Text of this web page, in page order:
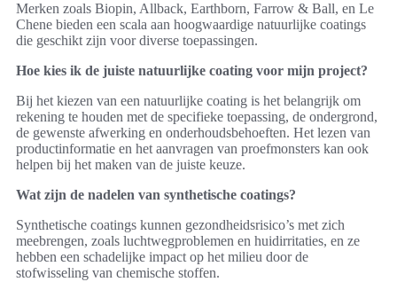
Merken zoals Biopin, Allback, Earthborn, Farrow & Ball, en Le
Chene bieden een scala aan hoogwaardige natuurlijke coatings
die geschikt zijn voor diverse toepassingen.
Hoe kies ik de juiste natuurlijke coating voor mijn project?
Bij het kiezen van een natuurlijke coating is het belangrijk om
rekening te houden met de specifieke toepassing, de ondergrond,
de gewenste afwerking en onderhoudsbehoeften. Het lezen van
productinformatie en het aanvragen van proefmonsters kan ook
helpen bij het maken van de juiste keuze.
Wat zijn de nadelen van synthetische coatings?
Synthetische coatings kunnen gezondheidsrisico’s met zich
meebrengen, zoals luchtwegproblemen en huidirritaties, en ze
hebben een schadelijke impact op het milieu door de
stofwisseling van chemische stoffen.